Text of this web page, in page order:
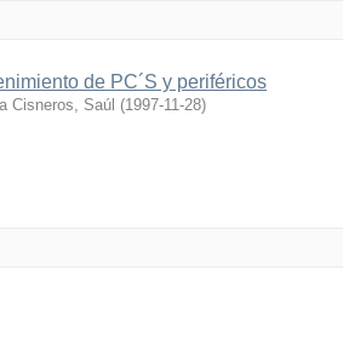
de PC´S y periféricos
Cisneros, Saúl (1997-11-28)